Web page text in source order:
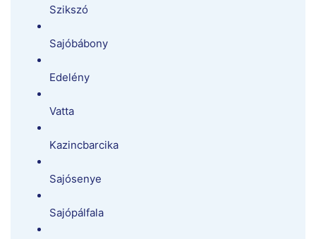
Szikszó
Sajóbábony
Edelény
Vatta
Kazincbarcika
Sajósenye
Sajópálfala